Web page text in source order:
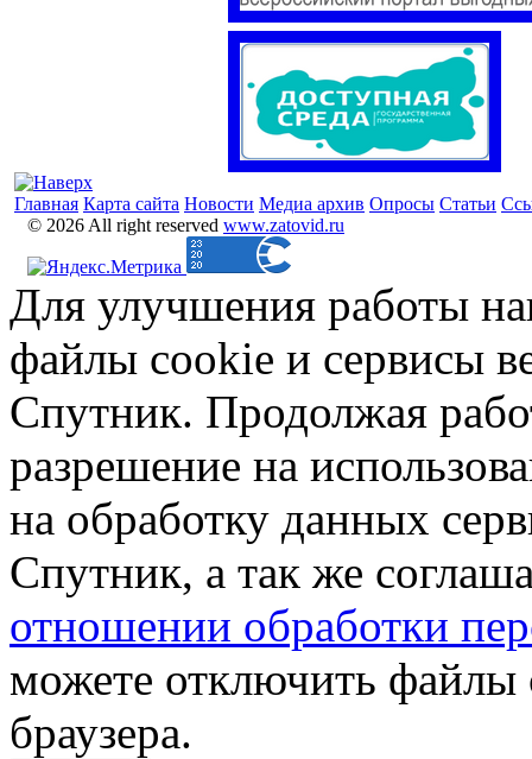
Главная Карта сайта Новости Медиа архив Опросы Статьи
© 2026 All right reserved www.zatovid.ru
Для улучшения работы
файлы cookie и сервисы
Спутник. Продолжая
разрешение на
на обработку данных
Спутник, а так же
отношении обработки
можете отключить файлы
браузера.